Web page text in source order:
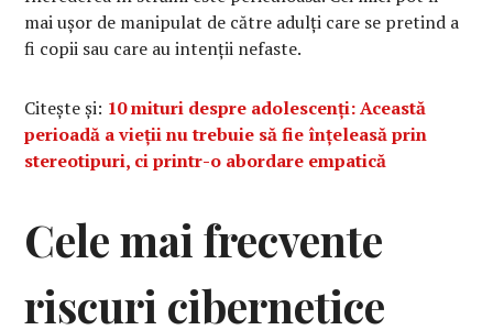
mai ușor de manipulat de către adulți care se pretind a
fi copii sau care au intenții nefaste.
Citește și: 10 mituri despre adolescenți: Această
perioadă a vieții nu trebuie să fie înțeleasă prin
stereotipuri, ci printr-o abordare empatică
Cele mai frecvente
riscuri cibernetice